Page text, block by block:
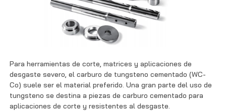
Para herramientas de corte, matrices y aplicaciones de
desgaste severo, el carburo de tungsteno cementado (WC-
Co) suele ser el material preferido. Una gran parte del uso de
tungsteno se destina a piezas de carburo cementado para
aplicaciones de corte y resistentes al desgaste.